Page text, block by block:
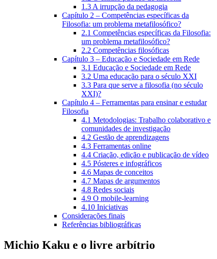
1.3 A irrupção da pedagogia
Capítulo 2 – Competências específicas da
Filosofia: um problema metafilosófico?
2.1 Competências específicas da Filosofia:
um problema metafilosófico?
2.2 Competências filosóficas
Capítulo 3 – Educação e Sociedade em Rede
3.1 Educação e Sociedade em Rede
3.2 Uma educação para o século XXI
3.3 Para que serve a filosofia (no século
XXI)?
Capítulo 4 – Ferramentas para ensinar e estudar
Filosofia
4.1 Metodologias: Trabalho colaborativo e
comunidades de investigação
4.2 Gestão de aprendizagens
4.3 Ferramentas online
4.4 Criação, edição e publicação de vídeo
4.5 Pósteres e infográficos
4.6 Mapas de conceitos
4.7 Mapas de argumentos
4.8 Redes sociais
4.9 O mobile-learning
4.10 Iniciativas
Considerações finais
Referências bibliográficas
Michio Kaku e o livre arbítrio